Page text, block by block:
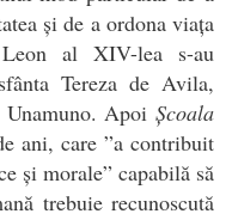
și de a ordona viața
al XIV-lea s-au
Tereza de Avila,
Apoi Școala
ani, care ”a contribuit
și morale” capabilă să
trebuie recunoscută